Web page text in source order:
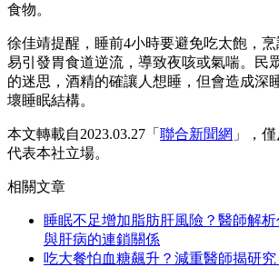
食物。
徐佳靖提醒，睡前4小時要避免吃太飽，
易引發胃食道逆流，導致夜咳或氣喘。民
的迷思，酒精的確讓人想睡，但會造成深
壞睡眠結構。
本文轉載自2023.03.27「 聯合新聞網 」，
代表本社立場。
相關文章
睡眠不足增加脂肪肝風險？醫師解
與肝病的連鎖關係
吃大餐怕血糖飆升？減重醫師揭研